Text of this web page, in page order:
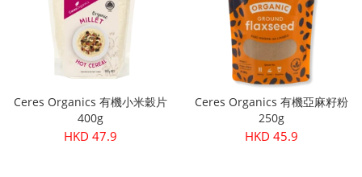
Ceres Organics 有機小米穀片
400g
HKD 47.9
Ceres Organics 有機亞麻籽粉
250g
HKD 45.9